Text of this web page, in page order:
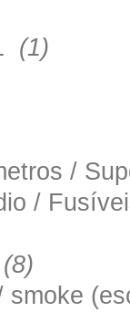
(1)
/
/
(8)
smoke